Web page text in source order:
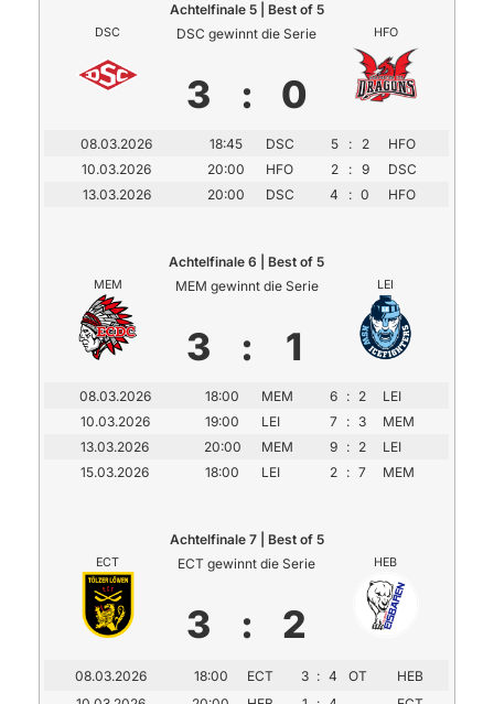
Achtelfinale 5 | Best of 5
HFO
DSC DSC gewinnt die Serie
3 : 0
08.03.2026 18:45 DSC 5 : 2
HFO
10.03.2026
20:00 HFO 2 : 9
DSC
13.03.2026
20:00 DSC 4 : 0 HFO
Achtelfinale 6 | Best of 5
LEI
MEM MEM gewinnt die Serie
3 : 1
08.03.2026 18:00 MEM 6 : 2
LEI
10.03.2026
19:00 LEI 7 : 3
MEM
13.03.2026
20:00 MEM 9 : 2
LEI
15.03.2026
18:00 LEI 2 : 7 MEM
Achtelfinale 7 | Best of 5
HEB
ECT ECT gewinnt die Serie
3 : 2
08.03.2026 18:00 ECT 3 : 4 OT
HEB